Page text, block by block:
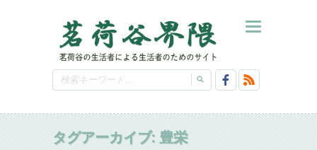
タグアーカイブ: 豊栄